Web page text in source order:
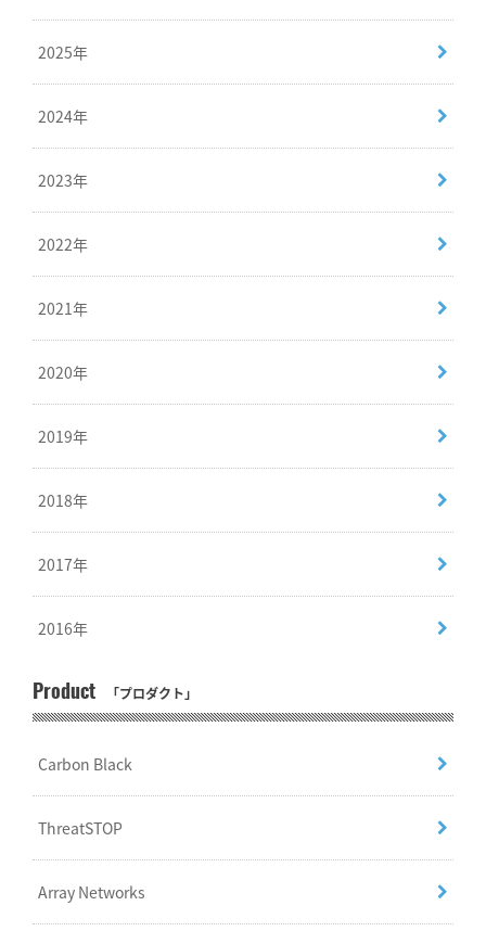
2025年
2024年
2023年
2022年
2021年
2020年
2019年
2018年
2017年
2016年
Product 「プロダクト」
Carbon Black
ThreatSTOP
Array Networks